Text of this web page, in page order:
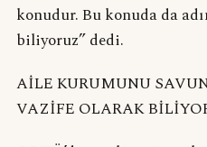
konudur. Bu konuda da
biliyoruz” dedi.
AİLE KURUMUNU
VAZİFE OLARAK